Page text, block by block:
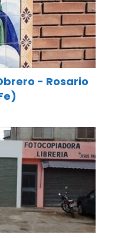
- Rosario